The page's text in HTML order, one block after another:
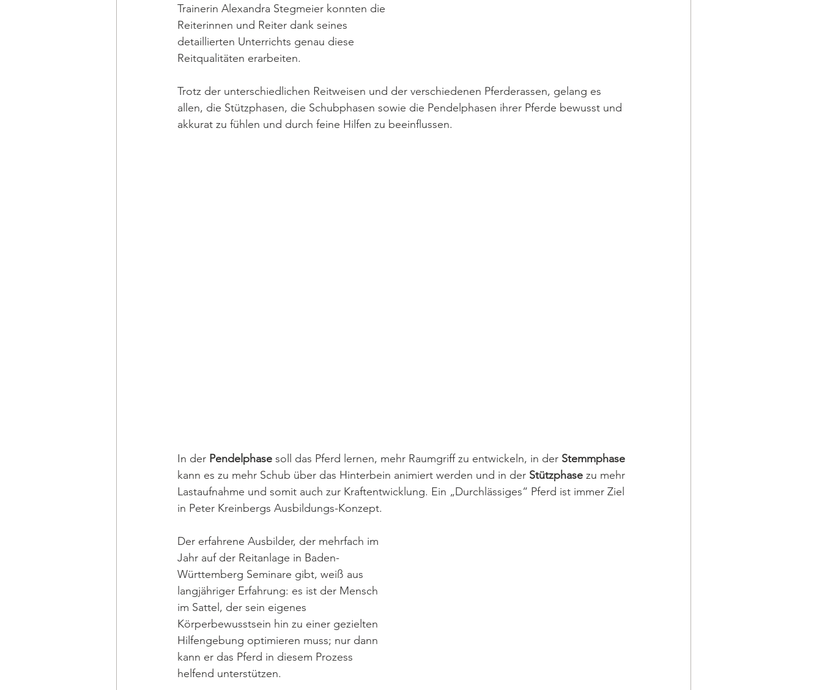
Trainerin Alexandra Stegmeier konnten die
Reiterinnen und Reiter dank seines
detaillierten Unterrichts genau diese
Reitqualitäten erarbeiten.
Trotz der unterschiedlichen Reitweisen und der verschiedenen Pferderassen, gelang es
allen, die Stützphasen, die Schubphasen sowie die Pendelphasen ihrer Pferde bewusst und
akkurat zu fühlen und durch feine Hilfen zu beeinflussen.
In der Pendelphase soll das Pferd lernen, mehr Raumgriff zu entwickeln, in der Stemmphase
kann es zu mehr Schub über das Hinterbein animiert werden und in der Stützphase zu mehr
Lastaufnahme und somit auch zur Kraftentwicklung. Ein „Durchlässiges“ Pferd ist immer Ziel
in Peter Kreinbergs Ausbildungs-Konzept.
Der erfahrene Ausbilder, der mehrfach im
Jahr auf der Reitanlage in Baden-
Württemberg Seminare gibt, weiß aus
langjähriger Erfahrung: es ist der Mensch
im Sattel, der sein eigenes
Körperbewusstsein hin zu einer gezielten
Hilfengebung optimieren muss; nur dann
kann er das Pferd in diesem Prozess
helfend unterstützen.